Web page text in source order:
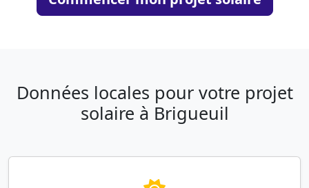
Données locales pour votre projet
solaire à Brigueuil